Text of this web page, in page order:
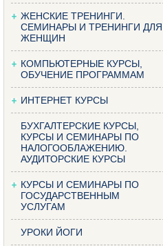
ЖЕНСКИЕ ТРЕНИНГИ.
СЕМИНАРЫ И ТРЕНИНГИ ДЛЯ
ЖЕНЩИН
КОМПЬЮТЕРНЫЕ КУРСЫ,
ОБУЧЕНИЕ ПРОГРАММАМ
ИНТЕРНЕТ КУРСЫ
БУХГАЛТЕРСКИЕ КУРСЫ,
КУРСЫ И СЕМИНАРЫ ПО
НАЛОГООБЛАЖЕНИЮ.
АУДИТОРСКИЕ КУРСЫ
КУРСЫ И СЕМИНАРЫ ПО
ГОСУДАРСТВЕННЫМ
УСЛУГАМ
УРОКИ ЙОГИ